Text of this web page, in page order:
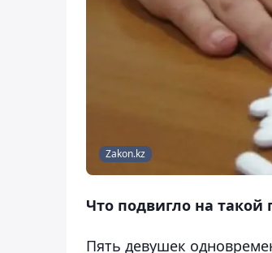
Zakon.kz
Что подвигло на такой
Пять девушек